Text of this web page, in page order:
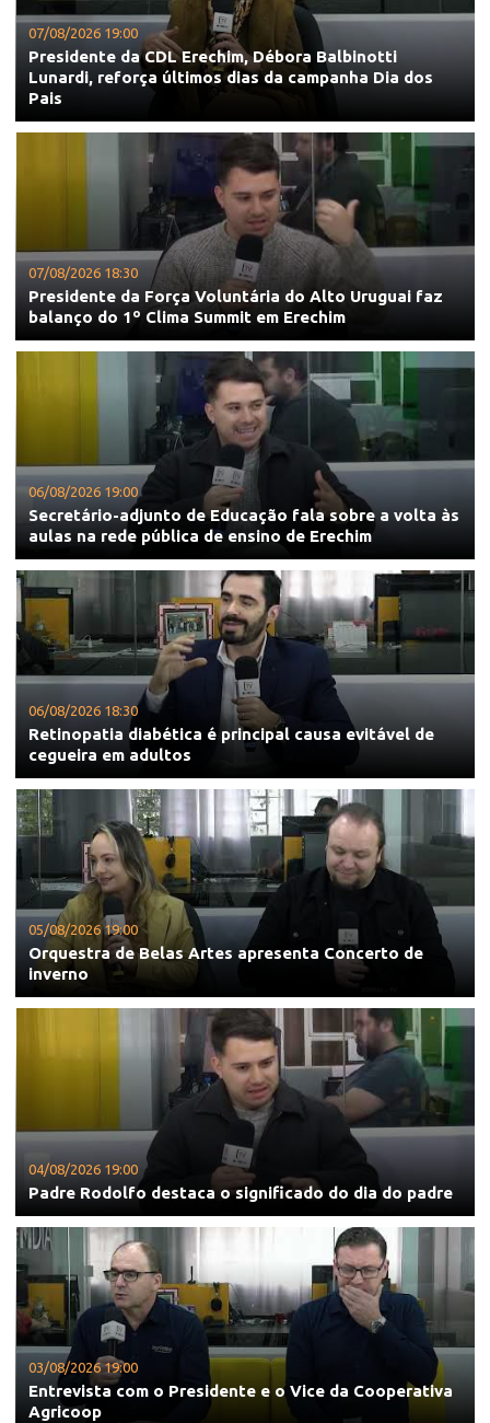
07/08/2026 19:00
Presidente da CDL Erechim, Débora Balbinotti
Lunardi, reforça últimos dias da campanha Dia dos
Pais
07/08/2026 18:30
Presidente da Força Voluntária do Alto Uruguai faz
balanço do 1º Clima Summit em Erechim
06/08/2026 19:00
Secretário-adjunto de Educação fala sobre a volta às
aulas na rede pública de ensino de Erechim
06/08/2026 18:30
Retinopatia diabética é principal causa evitável de
cegueira em adultos
05/08/2026 19:00
Orquestra de Belas Artes apresenta Concerto de
inverno
04/08/2026 19:00
Padre Rodolfo destaca o significado do dia do padre
03/08/2026 19:00
Entrevista com o Presidente e o Vice da Cooperativa
Agricoop